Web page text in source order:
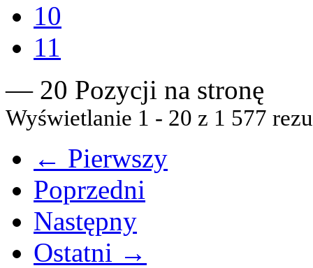
10
11
— 20 Pozycji na stronę
Wyświetlanie 1 - 20 z 1 577
← Pierwszy
Poprzedni
Następny
Ostatni →